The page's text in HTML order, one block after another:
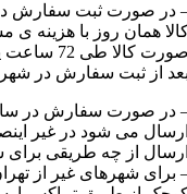
در صورت ثبت سفارش
همان روز با هزینه ی
کالا طی 72 ساعت یا تیپاکس برای تهران ارسال میشود
از ثبت سفارش در
در صورت سفارش در
می شود در غیر
از چه طریقی
برای شهرهای غیر از